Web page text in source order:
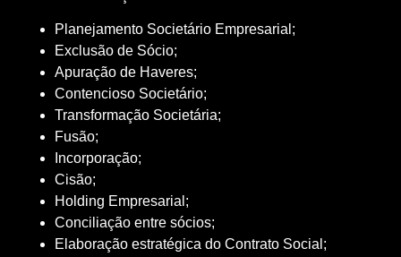
Planejamento Societário Empresarial;
Exclusão de Sócio;
Apuração de Haveres;
Contencioso Societário;
Transformação Societária;
Fusão;
Incorporação;
Cisão;
Holding Empresarial;
Conciliação entre sócios;
Elaboração estratégica do Contrato Social;